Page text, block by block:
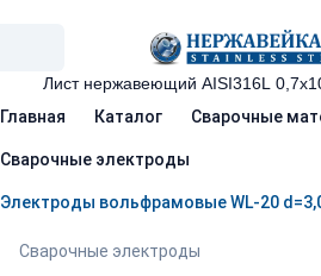
Главная Каталог Сварочные
Сварочные электроды
Электроды вольфрамовые WL-20
Сварочные электроды